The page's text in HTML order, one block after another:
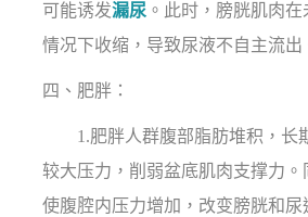
可能诱发漏尿 。此时，膀胱肌肉
情况下收缩，导致尿液不自主流出
四、肥胖：
1.肥胖人群腹部脂肪堆积，长
较大压力，削弱盆底肌肉支撑力。
使腹腔内压力增加，改变膀胱和尿